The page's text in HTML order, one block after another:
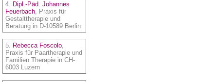
4. Dipl.-Päd. Johannes
Feuerbach, Praxis für
Gestalttherapie und
Beratung in D-10589 Berlin
5. Rebecca Foscolo
Praxis für Paartherapie und
Familien Therapie in CH-
6003 Luzern